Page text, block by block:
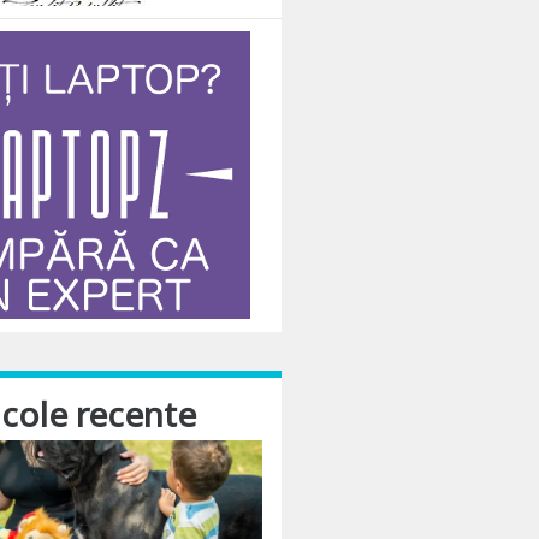
recente